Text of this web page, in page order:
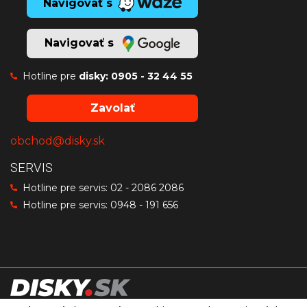
Navigovať s
Navigovať s
Hotline pre disky: 0905 - 32 44 55
Zavolať
obchod@disky.sk
SERVIS
Hotline pre servis: 02 - 2086 2086
Hotline pre servis: 0948 - 191 656